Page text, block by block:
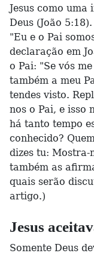
Jesus como uma
Deus (João
"Eu e o Pai
declaração em
o Pai: "Se vós
também a meu
tendes visto.
nos o Pai, e isso
há tanto tempo
conhecido?
dizes tu: Mostra-
também as
quais serão
artigo.)
Jesus
Somente Deus